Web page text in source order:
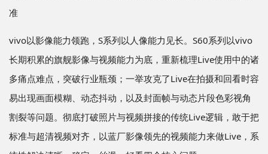
准
vivo以影像能力领跑，S系列以人像能力见长。S60系列以vivo
长期积累的旗舰影像与视频能力为底，重新梳理Live使用中的诸
多痛点难点，突破行业瓶颈；一举攻克了Live在拍摄和回看时容
易出现画面模糊、动态抖动，以及封面帧与动态片段色彩视角
割裂等问题。彻底打破照片与视频拼接的传统Live逻辑，敢于把
标准与超清视频对齐，以蓝厂影像领先的视频能力来做Live，系